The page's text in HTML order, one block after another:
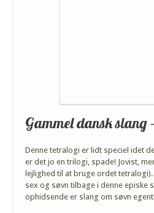
Gammel dansk slang
Denne tetralogi er lidt speciel idet
er det jo en trilogi, spade! Jovist,
lejlighed til at bruge ordet
sex og søvn tilbage i denne episke
ophidsende er slang om søvn